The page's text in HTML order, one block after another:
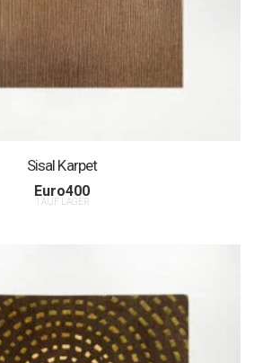
Sisal Karpet
Euro400
1 AUF LAGER